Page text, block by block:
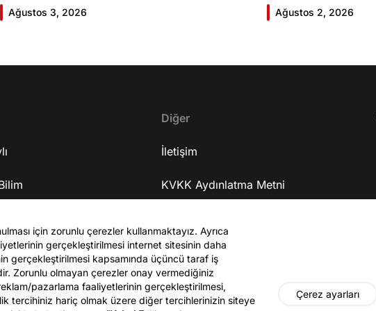
meselesi? 11:32 Kılıçdaroğlu bu günlerin sinyalini
30:09 AK Parti'ye geçişlerin duracağının garantisi
Yargıtay kararından eminken neden partiden
Seçim güvenliğini nasıl sağlayacak? 1:06:25 Ekrem
Özgür Özel'in fezlekeleri ve dokunulmazlığın
kalkma ihtimali 1:14:38 Anket sonuçlarına nasıl
ASELSAN'ın özelleştirilmesi 1:26:59 Medyadaki
operasyonlar 1:34:19 Bağışların sürmesi için
çağrısı olacak mı? 1:41:40 Muhalif medyayla
parasal ilişkileri var mı? 1:53:56 Abdest alırken
yayınlanan fotoğrafı hakkında ne düşünüyor?
Ağustos 3, 2026
geldiğinde neler
neler kattı? 17:52
mi? 22:22 Biran
etkiliyor mu? 30:18
serüveni nasıl
mühendis olduğu
Dizide bu yıl neler
Ağustos 2, 2026
Diğer
İletişim
KVKK Aydınlatma Metni
için zorunlu çerezler kullanmaktayız. Ayrıca
gerçekleştirilmesi internet sitesinin daha
gerçekleştirilmesi kapsamında üçüncü taraf iş
Zorunlu olmayan çerezler onay vermediğiniz
pazarlama faaliyetlerinin gerçekleştirilmesi,
tercihiniz hariç olmak üzere diğer tercihlerinizin siteye
Çerez ayarları